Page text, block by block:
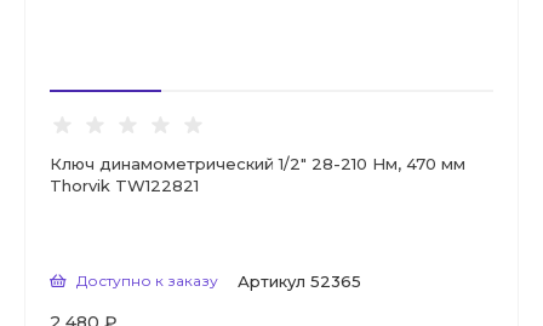
Ключ динамометрический 1/2" 28-210 Нм, 470 мм
Thorvik TW122821
Доступно к заказу Артикул 52365